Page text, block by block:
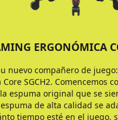
ERGONÓMICA
nuevo compañero de
SGCH2. Comencemos
espuma original que se
de alta calidad se
tiempo esté en el juego,